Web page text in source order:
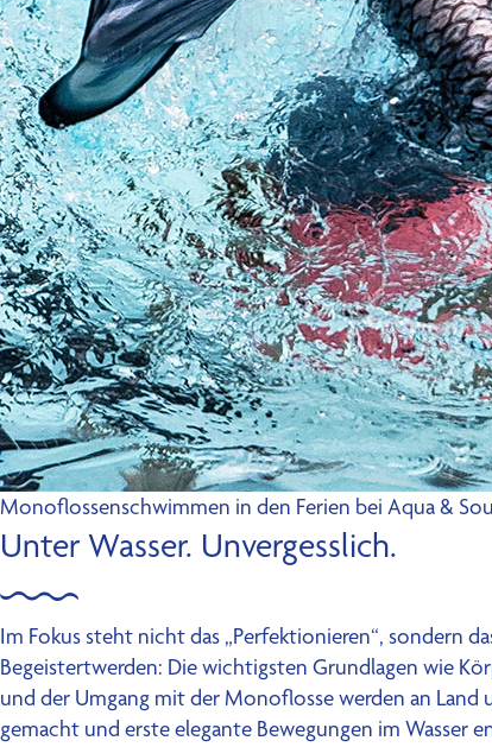
Monoflossenschwimmen in den Ferien bei Aqua &
Unter Wasser. Unvergesslich.
Im Fokus steht nicht das „Perfektionieren“, sondern
Begeistertwerden: Die wichtigsten Grundlagen wie
und der Umgang mit der Monoflosse werden an Land
gemacht und erste elegante Bewegungen im Wasser